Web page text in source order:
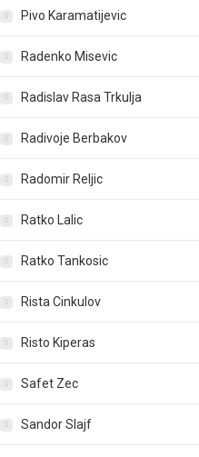
Pivo Karamatijevic
Radenko Misevic
Radislav Rasa Trkulja
Radivoje Berbakov
Radomir Reljic
Ratko Lalic
Ratko Tankosic
Rista Cinkulov
Risto Kiperas
Safet Zec
Sandor Slajf